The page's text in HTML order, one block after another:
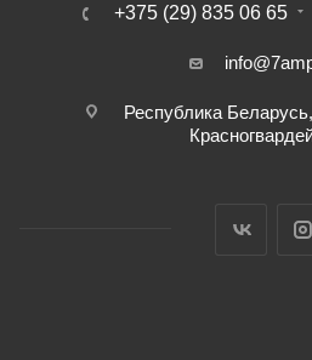
+375 (29) 835 06 65
Республика